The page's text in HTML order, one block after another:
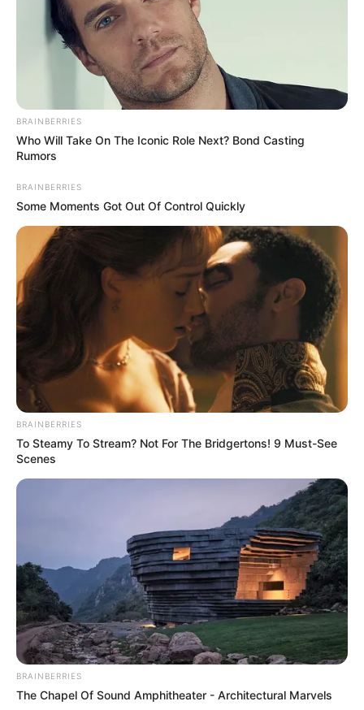
BRAINBERRIES
Who Will Take On The Iconic Role Next? Bond Casting
Rumors
BRAINBERRIES
Some Moments Got Out Of Control Quickly
BRAINBERRIES
To Steamy To Stream? Not For The Bridgertons! 9 Must-See
Scenes
BRAINBERRIES
The Chapel Of Sound Amphitheater - Architectural Marvels